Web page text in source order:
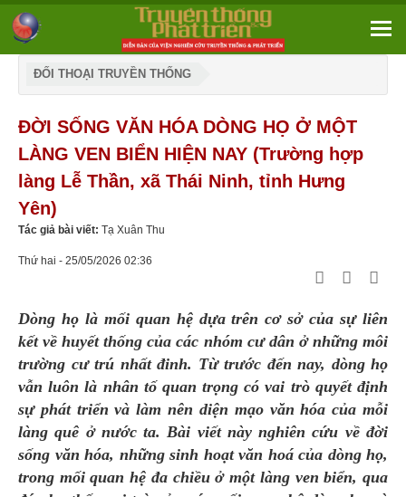
ĐỐI THOẠI TRUYỀN THỐNG
ĐỜI SỐNG VĂN HÓA DÒNG HỌ Ở MỘT
LÀNG VEN BIỂN HIỆN NAY (Trường hợp
làng Lễ Thần, xã Thái Ninh, tỉnh Hưng
Yên)
Tác giả bài viết: Tạ Xuân Thu
Thứ hai - 25/05/2026 02:36
Dòng họ là mối quan hệ dựa trên cơ sở của sự liên
kết về huyết thống của các nhóm cư dân ở những môi
trường cư trú nhất đinh. Từ trước đến nay, dòng họ
vẫn luôn là nhân tố quan trọng có vai trò quyết định
sự phát triển và làm nên diện mạo văn hóa của mỗi
làng quê ở nước ta. Bài viết này nghiên cứu về đời
sống văn hóa, những sinh hoạt văn hoá của dòng họ,
trong mối quan hệ đa chiều ở một làng ven biển, qua